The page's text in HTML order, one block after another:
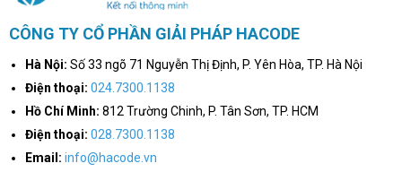
CÔNG TY CỔ PHẦN GIẢI PHÁP HACODE
Hà Nội: Số 33 ngõ 71 Nguyễn Thị Định, P. Yên Hòa, TP. Hà Nội
Điện thoại: 024.7300.1138
Hồ Chí Minh: 812 Trường Chinh, P. Tân Sơn, TP. HCM
Điện thoại: 028.7300.1138
Email: info@hacode.vn